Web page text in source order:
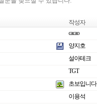
작성자
cacao
양지호
설아테크
TGT
초보입니다
이용석